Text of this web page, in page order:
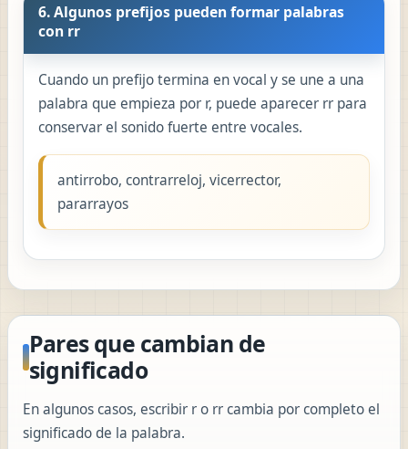
6. Algunos prefijos pueden formar palabras
con rr
Cuando un prefijo termina en vocal y se une a una
palabra que empieza por r, puede aparecer rr para
conservar el sonido fuerte entre vocales.
antirrobo, contrarreloj, vicerrector,
pararrayos
Pares que cambian de
significado
En algunos casos, escribir r o rr cambia por completo el
significado de la palabra.